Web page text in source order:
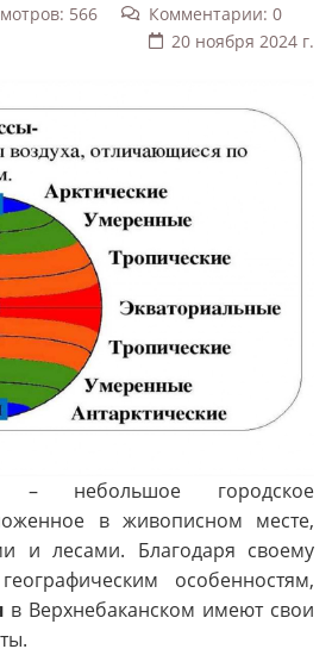
566
Комментарии: 0
20 ноября 2024 г.
– небольшое городское
в живописном месте,
и лесами. Благодаря своему
особенностям,
в Верхнебаканском имеют свои